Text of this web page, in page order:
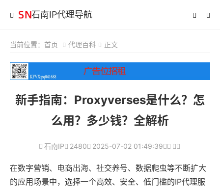
石南IP代理导航
当前位置： 首页 代理百科 正文
新手指南：Proxyverses是什么？怎
么用？多少钱？全解析
石南IP 2480 2025-07-02 01:49:39
在数字营销、电商出海、社交养号、数据爬虫等不断扩大
的应用场景中，选择一个高效、安全、低门槛的IP代理服